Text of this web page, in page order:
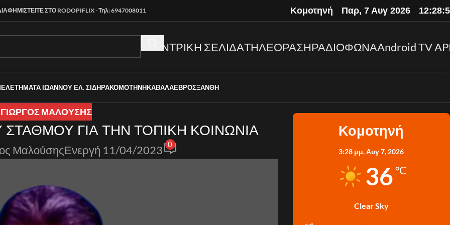
ΣΤΟ RODOPIFLIX - Τηλ: 6947008011 Κομοτηνή Παρ, 7 Αυγ 2026
ΚΕΝΤΡΙΚΗ ΣΕΛΙΔΑΤΗΛΕΟΡΑΣΗΡΑΔΙΟΦΩΝΑAndroid TV
ΙΩΑΝΝΟΥ ΕΛ. ΣΙΔΗΡΑΚΟΜΟΤΗΝΗΚΑΒΑΛΑΕΒΡΟΣΞΑΝΘΗ
ΜΑΛΟΥΣΗΣ
ΣΗΜΑΣΙΑ ΕΝΟΣ ΤΗΛΕΟΠΤΙΚΟΥ ΣΤΑΘΜΟΥ ΓΙΑ ΤΗΝ ΤΟΠΙΚΗ ΚΟΙΝΩΝΙΑ
ΜαλούσηςΕνεργή 11/04/2023 0
Κομοτηνή
3:28 μμ,Αυγ 7, 2026
36 °C
Clear Sky